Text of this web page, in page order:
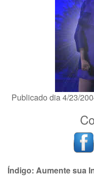
Publicado dia 4/23/
Índigo: Aumente sua